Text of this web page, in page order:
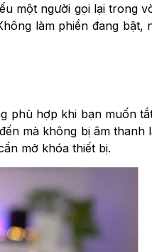
một người gọi lại trong
làm phiền đang bật,
phù hợp khi bạn muốn
mà không bị âm
mở khóa thiết bị.